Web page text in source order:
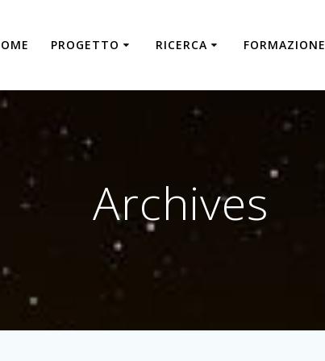
PROGETTO RICERCA FORMAZIONE
Archives